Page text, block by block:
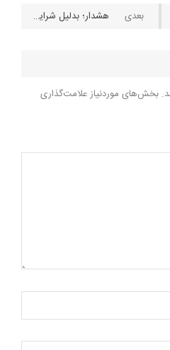
هشدار؛ بدلیل شرایط جنگی برای واریز و برداشت از سایت های شرط بندی احتیاط کنید
بخش‌های موردنیاز علامت‌گذاری